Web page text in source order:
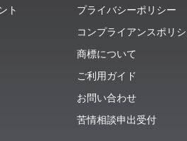
ト
プライバシーポリシー
コンプライアンスポリ
商標について
ご利用ガイド
お問い合わせ
苦情相談申出受付